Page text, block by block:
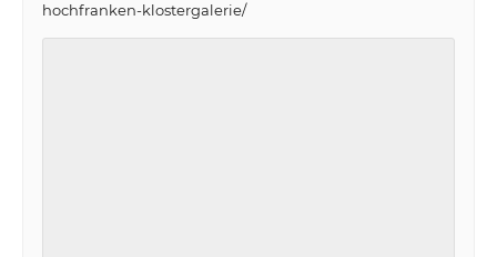
hochfranken-klostergalerie/